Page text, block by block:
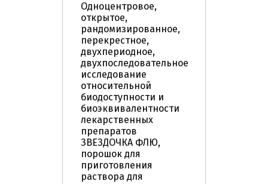
Одноцентровое,
открытое,
рандомизированное,
перекрестное,
двухпериодное,
двухпоследовательное
исследование
относительной
биодоступности и
биоэквивалентности
лекарственных
препаратов
ЗВЕЗДОЧКА ФЛЮ,
порошок для
приготовления
раствора для